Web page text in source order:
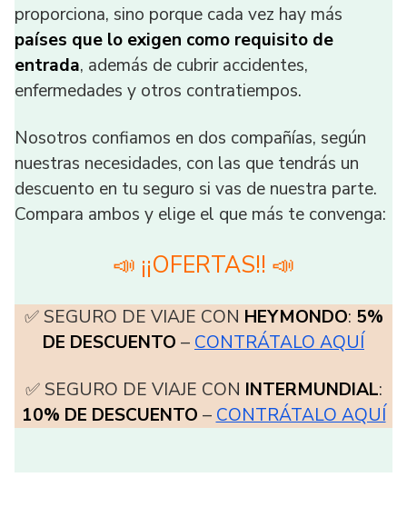
proporciona, sino porque cada vez hay más
países que lo exigen como requisito de
entrada, además de cubrir accidentes,
enfermedades y otros contratiempos.
Nosotros confiamos en dos compañías, según
nuestras necesidades, con las que tendrás un
descuento en tu seguro si vas de nuestra parte.
Compara ambos y elige el que más te convenga:
📣 ¡¡OFERTAS!! 📣
✅ SEGURO DE VIAJE CON HEYMONDO: 5%
DE DESCUENTO –CONTRÁTALO AQUÍ
✅ SEGURO DE VIAJE CON INTERMUNDIAL:
10% DE DESCUENTO –CONTRÁTALO AQUÍ